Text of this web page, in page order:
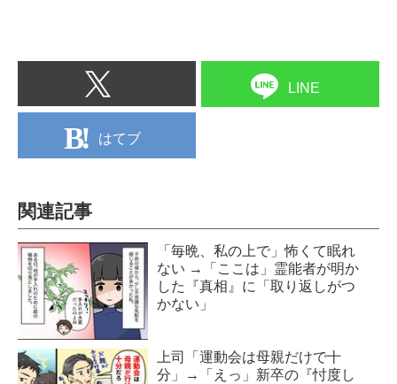
LINE
はてブ
関連記事
「毎晩、私の上で」怖くて眠れ
ない →「ここは」霊能者が明か
した『真相』に「取り返しがつ
かない」
上司「運動会は母親だけで十
分」→「えっ」新卒の『忖度し